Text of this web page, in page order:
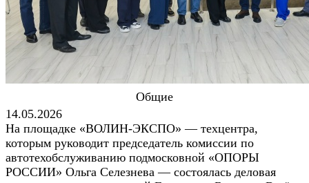
Общие
14.05.2026
На площадке «ВОЛИН-ЭКСПО» — техцентра,
которым руководит председатель комиссии по
автотехобслуживанию подмосковной «ОПОРЫ
РОССИИ» Ольга Селезнева — состоялась деловая